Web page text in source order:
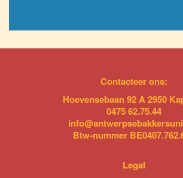
Contacteer ons:
Hoevensebaan 92 A 2950
0475 62.75.44
Btw-nummer
Legal